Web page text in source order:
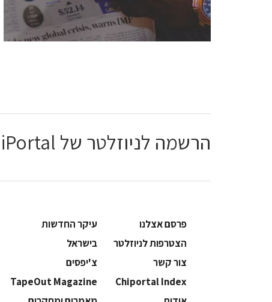
לחץ לפרטים
הרשמה לניוזלטר של ChiPortal
פרסם אצלנו
עיקר החדשות
הצטרפות לניוזלטר
בישראל
צור קשר
צ'יפסים
Chiportal Index
TapeOut Magazine